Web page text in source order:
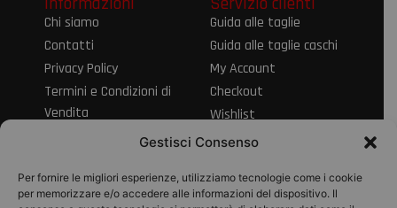
Gestisci Consenso
Per fornire le migliori esperienze, utilizziamo tecnologie come i cookie
per memorizzare e/o accedere alle informazioni del dispositivo. Il
Chi siamo
Contatti
Privacy Policy
Termini e Condizioni di
Vendita
Informativa sul Diritto
Guida alle taglie
Guida alle taglie caschi
My Account
Checkout
Wishlist
Spedizioni e resi
pagamento